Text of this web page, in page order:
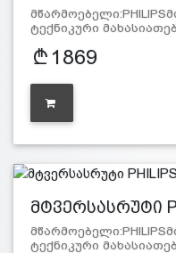
ტექნიკური
1869
მტვერსასრუტი
ტექნიკური